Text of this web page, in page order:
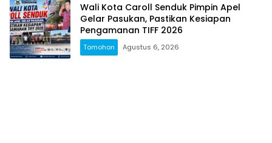
Wali Kota Caroll Senduk Pimpin Apel
Gelar Pasukan, Pastikan Kesiapan
Pengamanan TIFF 2026
Tomohon Agustus 6, 2026